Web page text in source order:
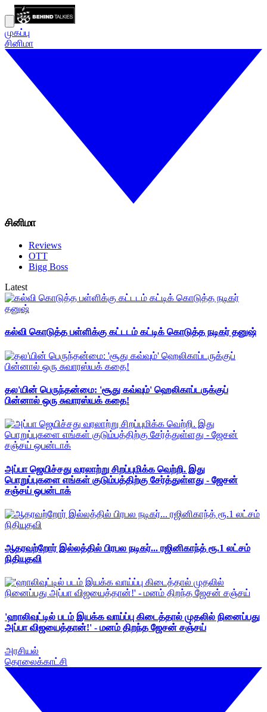
முகப்பு
சினிமா
சினிமா
Reviews
OTT
Bigg Boss
Latest
கல்வி கொடுத்த பள்ளிக்கு கட்டடம் கட்டிக் கொடுத்த நடிகர் தனுஷ்
தல'யின் பெருந்தன்மை: 'சூது கவ்வும்' ஹெலிகாப்டருக்குப்
பின்னால் ஒரு சுவாரஸ்யக் கதை!
அப்பா ஜெயிச்சது வரலாற்று சிறப்புமிக்க வெற்றி. இது
பொறுப்புகளை எங்கள் குடும்பத்திற்கு சேர்த்துள்ளது - ஜேசன்
சஞ்சய் ஒபன்டாக்
ஆதரவற்றோர் இல்லத்தில் பிரபல நடிகர்... ரஜினிகாந்த் ரூ.1 லட்சம்
நிதியுதவி
'ஹாலிவுட்டில் படம் இயக்க வாய்ப்பு கிடைத்தால் முதலில் நினைப்பது
அப்பா விஜயைத்தான்!' - மனம் திறந்த ஜேசன் சஞ்சய்
அரசியல்
தொலைக்காட்சி